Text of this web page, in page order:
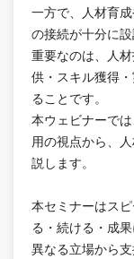
一方で、人材育
の接続が十分に
重要なのは、人
供・スキル獲得
ることです。
本ウェビナーで
用の視点から、
説します。
本セミナーはス
る・続ける・成
異なる立場から